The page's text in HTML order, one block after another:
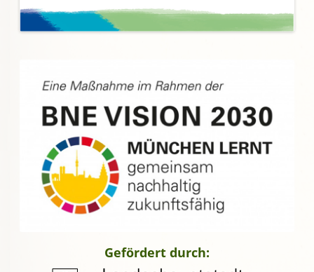
Gefördert durch: